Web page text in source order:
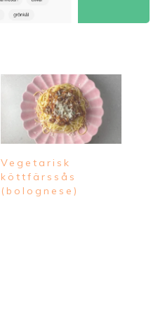
Vegetarisk
köttfärssås
(bolognese)